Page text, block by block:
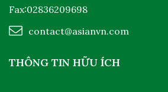
Fax:02836209698
contact@asianvn.com
THÔNG TIN HỮU ÍCH